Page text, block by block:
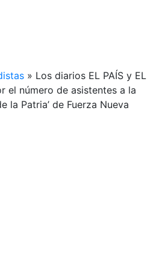
» Los diarios EL PAÍS y EL
el número de asistentes a la
la Patria’ de Fuerza Nueva